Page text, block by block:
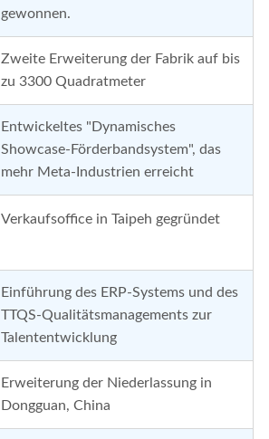
gewonnen.
Zweite Erweiterung der Fabrik auf bis
zu 3300 Quadratmeter
Entwickeltes "Dynamisches
Showcase-Förderbandsystem", das
mehr Meta-Industrien erreicht
Verkaufsoffice in Taipeh gegründet
Einführung des ERP-Systems und des
TTQS-Qualitätsmanagements zur
Talententwicklung
Erweiterung der Niederlassung in
Dongguan, China